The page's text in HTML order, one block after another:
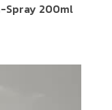
Spray 200ml